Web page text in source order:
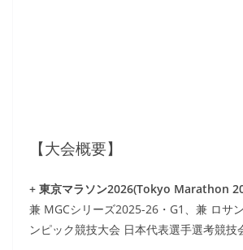
【大会概要】
+ 東京マラソン2026(Tokyo Marathon
兼 MGCシリーズ2025-26・G1、兼 ロサ
ンピック競技大会 日本代表選手選考競技